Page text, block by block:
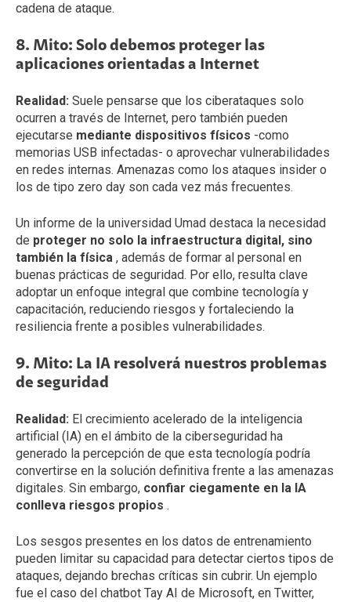
cadena de ataque.
8. Mito: Solo debemos proteger las
aplicaciones orientadas a Internet
Realidad: Suele pensarse que los ciberataques solo
ocurren a través de Internet, pero también pueden
ejecutarse mediante dispositivos físicos -como
memorias USB infectadas- o aprovechar vulnerabilidades
en redes internas. Amenazas como los ataques insider o
los de tipo zero day son cada vez más frecuentes.
Un informe de la universidad Umad destaca la necesidad
de proteger no solo la infraestructura digital, sino
también la física , además de formar al personal en
buenas prácticas de seguridad. Por ello, resulta clave
adoptar un enfoque integral que combine tecnología y
capacitación, reduciendo riesgos y fortaleciendo la
resiliencia frente a posibles vulnerabilidades.
9. Mito: La IA resolverá nuestros problemas
de seguridad
Realidad: El crecimiento acelerado de la inteligencia
artificial (IA) en el ámbito de la ciberseguridad ha
generado la percepción de que esta tecnología podría
convertirse en la solución definitiva frente a las amenazas
digitales. Sin embargo, confiar ciegamente en la IA
conlleva riesgos propios .
Los sesgos presentes en los datos de entrenamiento
pueden limitar su capacidad para detectar ciertos tipos de
ataques, dejando brechas críticas sin cubrir. Un ejemplo
fue el caso del chatbot Tay AI de Microsoft, en Twitter,